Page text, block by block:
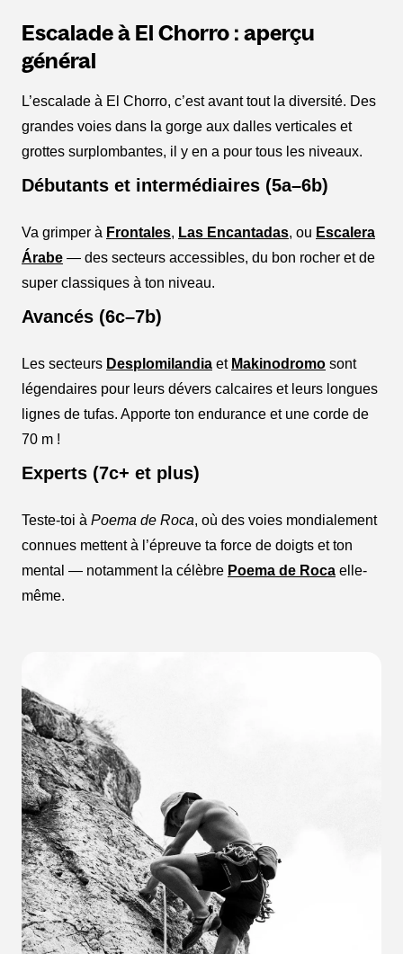
Escalade à El Chorro : aperçu
général
L’escalade à El Chorro, c’est avant tout la diversité. Des
grandes voies dans la gorge aux dalles verticales et
grottes surplombantes, il y en a pour tous les niveaux.
Débutants et intermédiaires (5a–6b)
Va grimper à Frontales, Las Encantadas, ou Escalera
Árabe — des secteurs accessibles, du bon rocher et de
super classiques à ton niveau.
Avancés (6c–7b)
Les secteurs Desplomilandia et Makinodromo sont
légendaires pour leurs dévers calcaires et leurs longues
lignes de tufas. Apporte ton endurance et une corde de
70 m !
Experts (7c+ et plus)
Teste-toi à Poema de Roca, où des voies mondialement
connues mettent à l’épreuve ta force de doigts et ton
mental — notamment la célèbre Poema de Roca elle-
même.